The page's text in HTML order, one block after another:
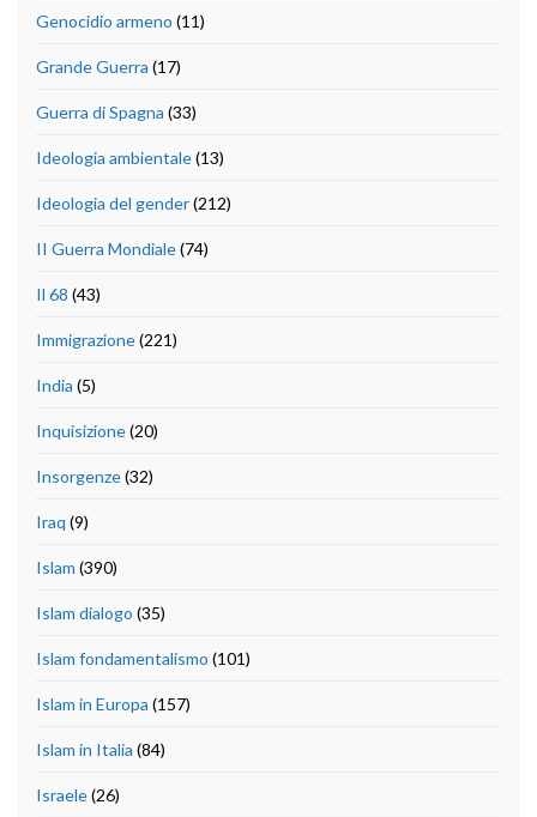
Genocidio armeno (11)
Grande Guerra (17)
Guerra di Spagna (33)
Ideologia ambientale(13)
Ideologia del gender(212)
II Guerra Mondiale(74)
Il 68 (43)
Immigrazione(221)
India (5)
Inquisizione(20)
Insorgenze(32)
Iraq (9)
Islam (390)
Islam dialogo (35)
Islam fondamentalismo (101)
Islam in Europa (157)
Islam in Italia (84)
Israele(26)